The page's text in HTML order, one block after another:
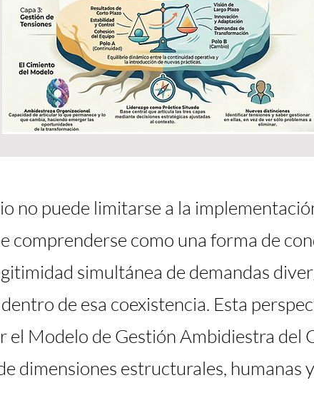
no puede limitarse a la
comprenderse como una forma de
simultánea de demandas
de esa coexistencia. Esta
el Modelo de Gestión Ambidiestra del
dimensiones estructurales, humanas